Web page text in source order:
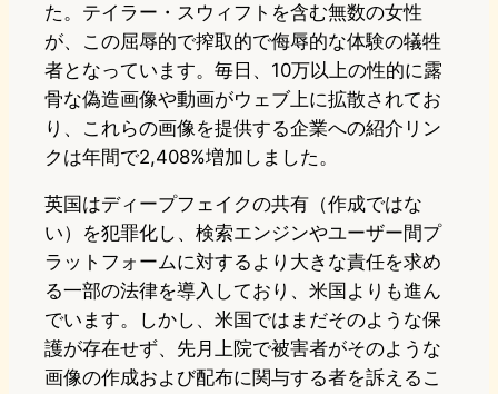
た。テイラー・スウィフトを含む無数の女性
が、この屈辱的で搾取的で侮辱的な体験の犠牲
者となっています。毎日、10万以上の性的に露
骨な偽造画像や動画がウェブ上に拡散されてお
り、これらの画像を提供する企業への紹介リン
クは年間で2,408%増加しました。
英国はディープフェイクの共有（作成ではな
い）を犯罪化し、検索エンジンやユーザー間プ
ラットフォームに対するより大きな責任を求め
る一部の法律を導入しており、米国よりも進ん
でいます。しかし、米国ではまだそのような保
護が存在せず、先月上院で被害者がそのような
画像の作成および配布に関与する者を訴えるこ